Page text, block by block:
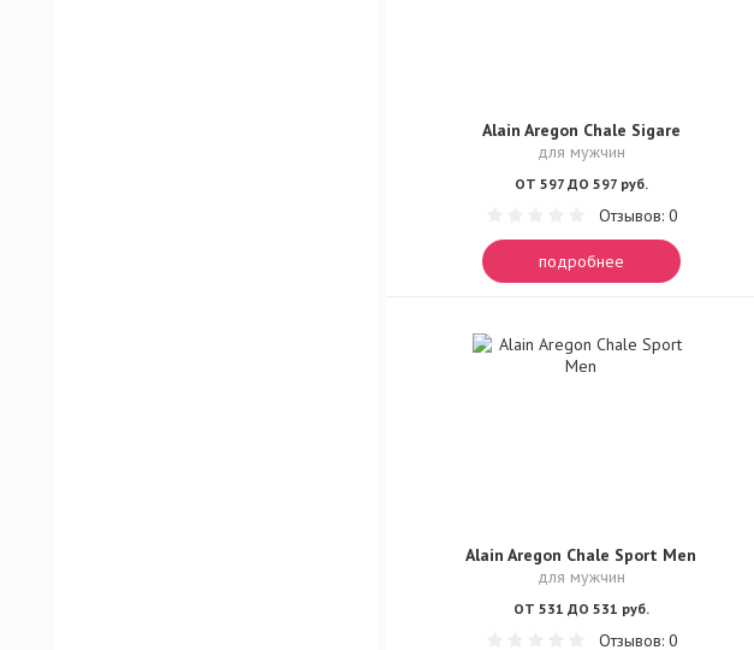
Alain Aregon Chale Sigare
для мужчин
ОТ 597 ДО 597 руб.
Отзывов: 0
подробнее
Alain Aregon Chale Sport Men
для мужчин
ОТ 531 ДО 531 руб.
Отзывов: 0